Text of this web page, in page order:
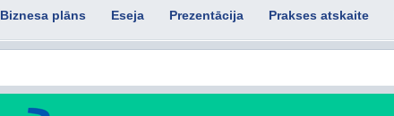
Biznesa plāns Eseja Prezentācija Prakses atskaite